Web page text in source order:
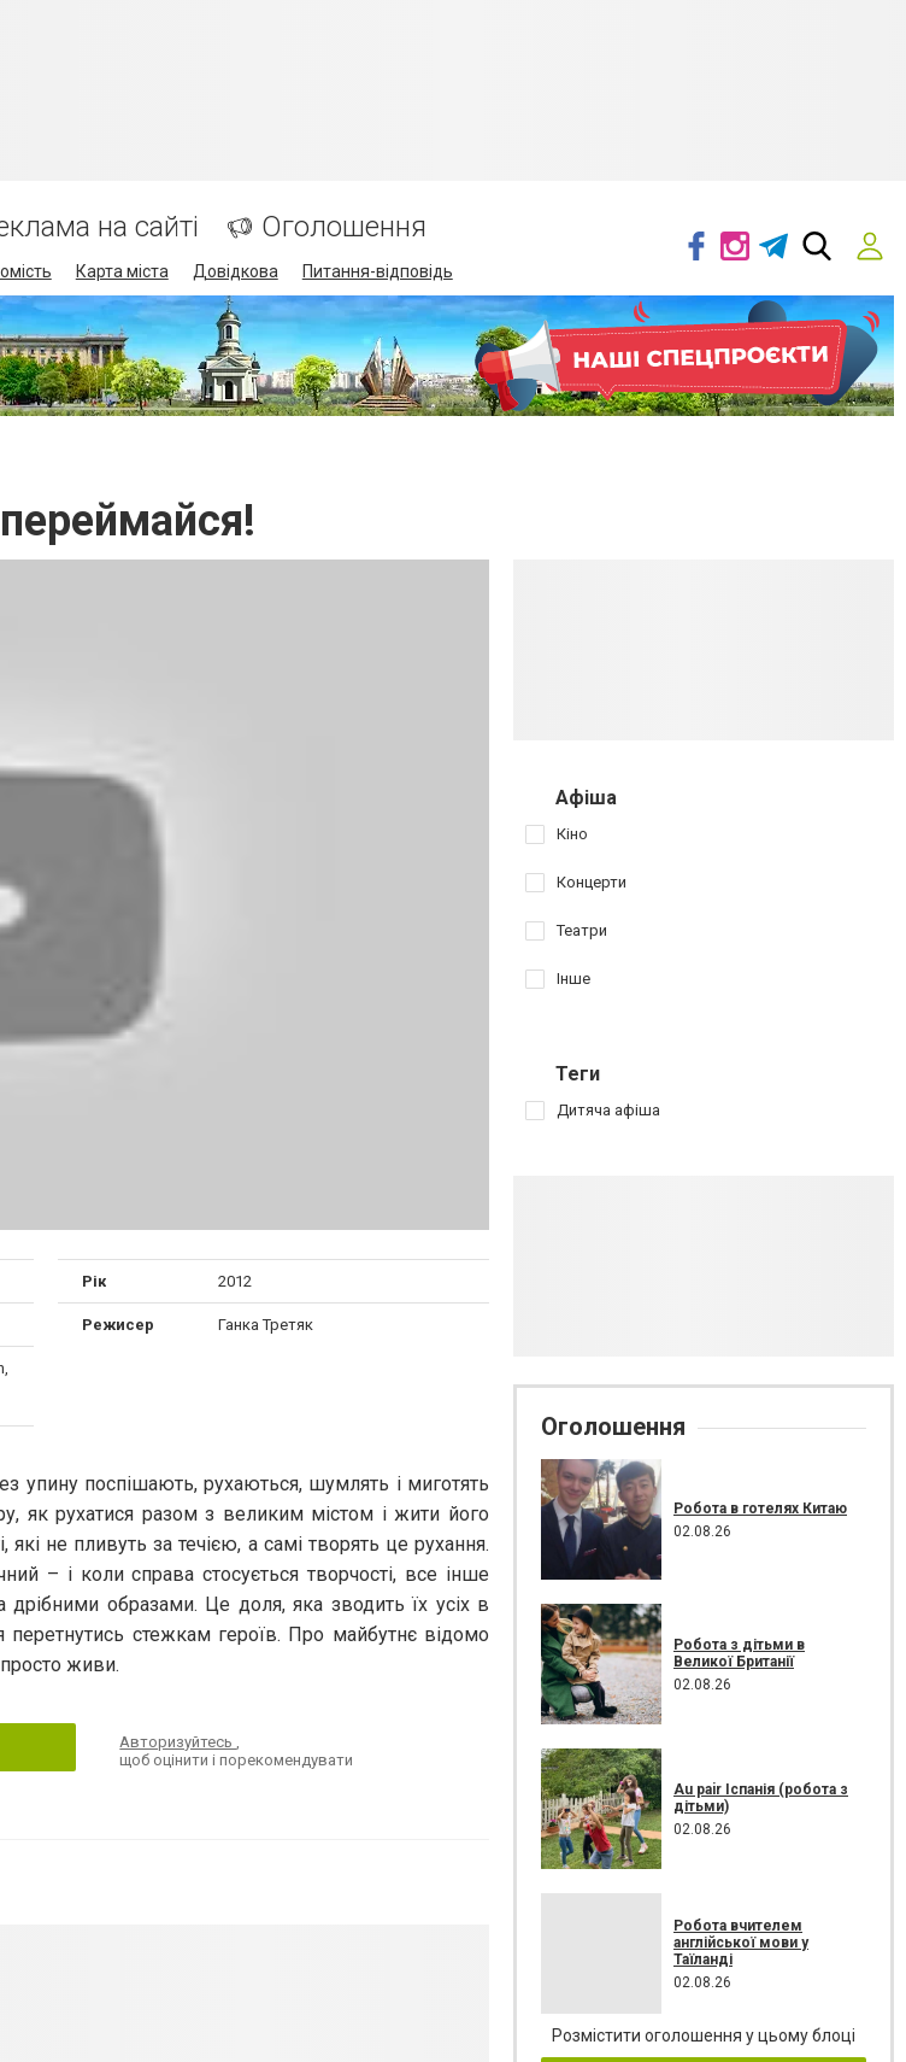
на сайті Оголошення
Карта міста Довідкова Питання-відповідь
Рік 2012
Режисер Ганка Третяк
упину поспішають, рухаються, шумлять і миготять
як рухатися разом з великим містом і жити його
не пливуть за течією, а самі творять це рухання.
– і коли справа стосується творчості, все інше
образами. Це доля, яка зводить їх усіх в
стежкам героїв. Про майбутнє відомо
живи.
Авторизуйтесь
щоб оцінити і порекомендувати
Афіша
Кіно
Концерти
Театри
Інше
Теги
Дитяча афіша
Оголошення
Робота в готелях Китаю
02.08.26
Робота з дітьми в
Великої Британії
02.08.26
Au pair Іспанія (робота з
дітьми)
02.08.26
Робота вчителем
англійської мови у
Таїланді
02.08.26
Розмістити оголошення у цьому блоці